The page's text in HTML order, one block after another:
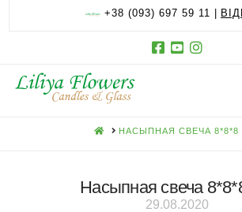
+38 (093) 697 59 11 |
HOMEНАСЫПНАЯ СВЕЧА 8*8*8
Насыпная свеча
29.08.2020